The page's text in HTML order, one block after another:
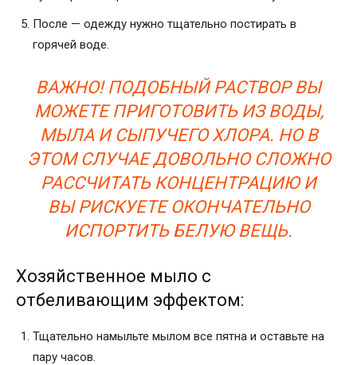
После — одежду нужно тщательно постирать в
горячей воде.
ВАЖНО! ПОДОБНЫЙ РАСТВОР ВЫ
МОЖЕТЕ ПРИГОТОВИТЬ ИЗ ВОДЫ,
МЫЛА И СЫПУЧЕГО ХЛОРА. НО В
ЭТОМ СЛУЧАЕ ДОВОЛЬНО СЛОЖНО
РАССЧИТАТЬ КОНЦЕНТРАЦИЮ И
ВЫ РИСКУЕТЕ ОКОНЧАТЕЛЬНО
ИСПОРТИТЬ БЕЛУЮ ВЕЩЬ.
Хозяйственное мыло с
отбеливающим эффектом:
Тщательно намыльте мылом все пятна и оставьте на
пару часов.